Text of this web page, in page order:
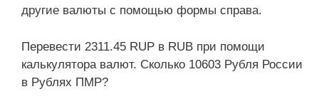
другие валюты с помощью формы справа.
Перевести 2311.45 RUP в RUB при помощи
калькулятора валют. Сколько 10603 Рубля России
в Рублях ПМР?